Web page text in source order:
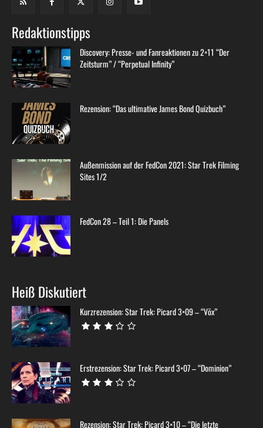
Redaktionstipps
Discovery: Presse- und Fanreaktionen zu 2×11 “Der
Zeitsturm” / “Perpetual Infinity”
Rezension: “Das ultimative James Bond Quizbuch”
Außenmission auf der FedCon 2021: Star Trek Filming
Sites 1/2
FedCon 28 – Teil 1: Die Panels
Heiß Diskutiert
Kurzrezension: Star Trek: Picard 3×09 – “Võx”
Erstrezension: Star Trek: Picard 3×07 – “Dominion”
Rezension: Star Trek: Picard 3×10 – “Die letzte